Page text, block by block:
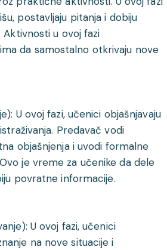
postavljaju pitanja i dobiju
u ovoj fazi
da samostalno otkrivaju nove
U ovoj fazi, učenici objašnjavaju
Predavač vodi
objašnjenja i uvodi formalne
je vreme za učenike da dele
povratne informacije.
U ovoj fazi, učenici
na nove situacije i